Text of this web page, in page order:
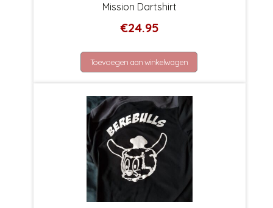
Mission Dartshirt
€24.95
Toevoegen aan winkelwagen